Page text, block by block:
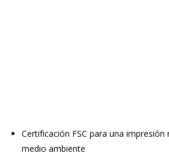
Certificación FSC para una impresión
medio ambiente